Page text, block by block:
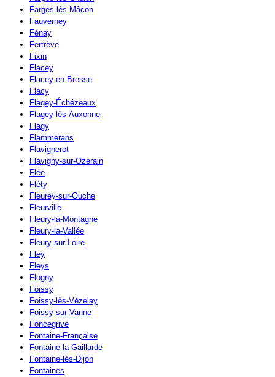
Farges-lès-Mâcon
Fauverney
Fénay
Fertrève
Fixin
Flacey
Flacey-en-Bresse
Flacy
Flagey-Échézeaux
Flagey-lès-Auxonne
Flagy
Flammerans
Flavignerot
Flavigny-sur-Ozerain
Flée
Fléty
Fleurey-sur-Ouche
Fleurville
Fleury-la-Montagne
Fleury-la-Vallée
Fleury-sur-Loire
Fley
Fleys
Flogny
Foissy
Foissy-lès-Vézelay
Foissy-sur-Vanne
Foncegrive
Fontaine-Française
Fontaine-la-Gaillarde
Fontaine-lès-Dijon
Fontaines